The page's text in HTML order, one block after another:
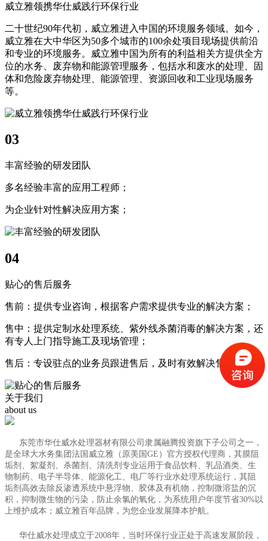
威立雅领携华仕威践行环保行业
二十世纪90年代初，威立雅进入中国的环境服务领域。如今，
威立雅在大中华区为50多个城市的100余处项目现场提供前沿
和专业的环境服务。威立雅中国为所有的利益相关方提供全方
位的水务、废弃物和能源管理服务，包括水和废水的处理、固
体和危险废弃物处理、能源管理、资源回收和工业现场服务
等。
03
丰富经验的研发团队
多名经验丰富的应用工程师；
为企业针对性解决应用方案；
04
贴心的售后服务
售前：提供专业咨询，根据客户需求提供专业的解决方案；
售中：提供定制水处理系统、紫外线杀菌消毒的解决方案，还
有专人上门指导施工及现场管理；
售后：专设驻点的业务员跟进售后，及时有效解决售后问题；
关于我们
about us
东莞市华仕威水处理器材有限公司隶属融腾投资旗下子公司之一，
是全球大水务集团法国威立雅（原美国GE）官方授权代理商，其膜阻
垢剂、絮凝剂、杀菌剂、清洗剂专业运用于食品饮料、乳品酒类、生
物制药、电子半导体、能源化工、电厂等行业水处理系统运行，其阻
垢剂高效去除反渗透系统中悬浮物、胶体及有机物，控制微溶盐的沉
积，抑制微生物的污染，防止余氯的氧化，为系统用户年度节省30%以
上维护成本；威立雅百年品牌，为您企业发展降本护航。
华仕威水处理成立于2008年，当时环保行业正处于高速发展阶段，